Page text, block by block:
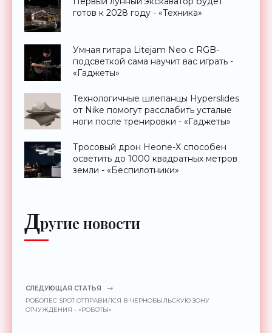
готов к 2028 году - «Техника»
Умная гитара Litejam Neo с RGB-
подсветкой сама научит вас играть -
«Гаджеты»
Технологичные шлепанцы Hyperslides
от Nike помогут расслабить усталые
ноги после тренировки - «Гаджеты»
Тросовый дрон Heone-X способен
осветить до 1000 квадратных метров
земли - «Беспилотники»
Другие новости
СЛЕДУЮЩАЯ СТАТЬЯ
РОБОПЕС SPOT ОТПРАВИЛСЯ В ЧЕРНОБЫЛЬСКУЮ ЗОНУ
ОТЧУЖДЕНИЯ - «РОБОТЫ»